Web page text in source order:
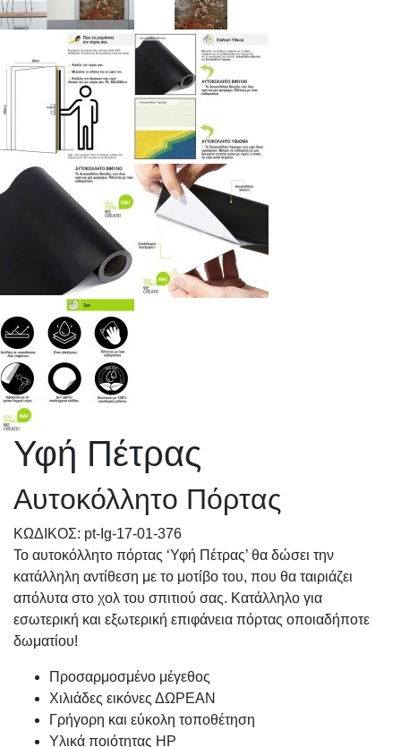
Υφή Πέτρας
Αυτοκόλλητο Πόρτας
KΩΔΙΚΟΣ: pt-Ig-17-01-376
Το αυτοκόλλητο πόρτας ‘Υφή Πέτρας’ θα δώσει την
κατάλληλη αντίθεση με το μοτίβο του, που θα ταιριάζει
απόλυτα στο χολ του σπιτιού σας. Κατάλληλο για
εσωτερική και εξωτερική επιφάνεια πόρτας οποιαδήποτε
δωματίου!
Προσαρμοσμένo μέγεθος
Χιλιάδες εικόνες ΔΩΡΕΑΝ
Γρήγορη και εύκολη τοποθέτηση
Υλικά ποιότητας HP